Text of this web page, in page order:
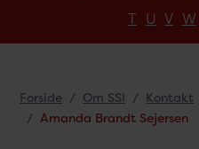
T U V W
Forside Om SSI Kontakt
Amanda Brandt Sejersen